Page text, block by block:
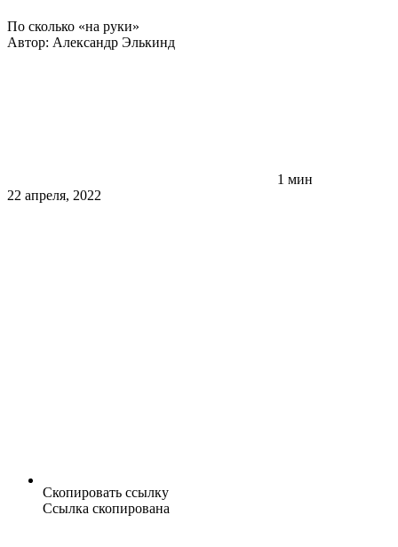
По сколько «на руки»
Автор: Александр Элькинд
1 мин
22 апреля, 2022
Скопировать ссылку
Ссылка скопирована